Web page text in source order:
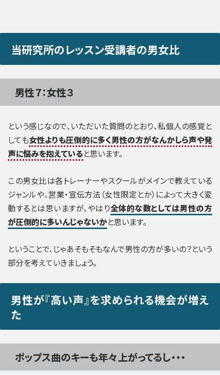
当研究所のレッスン受講者の男女比
男性７：女性３
という感じなので、いただいた質問のとおり、私個人の感覚と
しても女性よりも圧倒的に多く男性の方がなんかしら声や発
声に悩みを抱えていると思います。
この男女比は各トレーナーやスクールがメインで教えている
ジャンルや、営業・宣伝方法（女性限定とか）によって大きく変
動するとは思いますが、やはり全体的な数としては男性の方
が圧倒的に多いんじゃないかと思います。
ということで、じゃあそもそもなんで男性の方が多いの？という
部分を考えていきましょう。
男性が『高い声』を求められる機会が増え
た
ポップス曲のキーも年々上がってるし・・・